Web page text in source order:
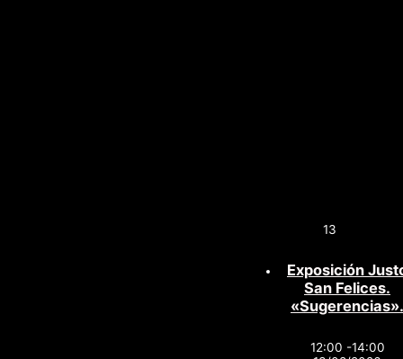
13
Exposición
San Felices.
«Sugerencias».
12:00 -14:00